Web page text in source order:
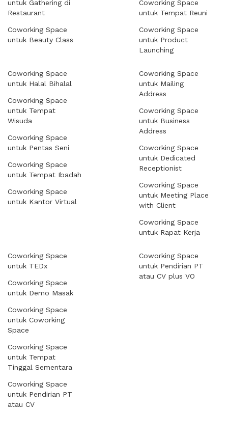
untuk Gathering di
Restaurant
Coworking Space
untuk Beauty Class
Coworking Space
untuk Tempat Reuni
Coworking Space
untuk Product
Launching
Coworking Space
untuk Halal Bihalal
Coworking Space
untuk Tempat
Wisuda
Coworking Space
untuk Pentas Seni
Coworking Space
untuk Tempat Ibadah
Coworking Space
untuk Kantor Virtual
Coworking Space
untuk Mailing
Address
Coworking Space
untuk Business
Address
Coworking Space
untuk Dedicated
Receptionist
Coworking Space
untuk Meeting Place
with Client
Coworking Space
untuk Rapat Kerja
Coworking Space
untuk TEDx
Coworking Space
untuk Demo Masak
Coworking Space
untuk Coworking
Space
Coworking Space
untuk Tempat
Tinggal Sementara
Coworking Space
untuk Pendirian PT
atau CV
Coworking Space
untuk Pendirian PT
atau CV plus VO